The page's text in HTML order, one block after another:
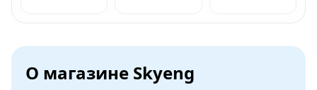
О магазине Skyeng